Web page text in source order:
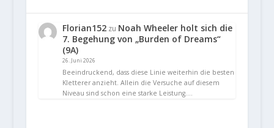
Florian152zu Noah Wheeler holt sich die
7. Begehung von „Burden of Dreams“
(9A)
26. Juni 2026
Beeindruckend, dass diese Linie weiterhin die besten
Kletterer anzieht. Allein die Versuche auf diesem
Niveau sind schon eine starke Leistung.…